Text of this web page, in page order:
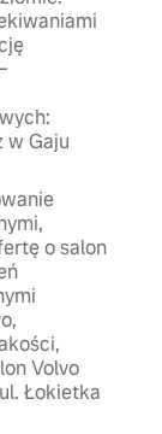
w Gaju
o salon
Volvo
Łokietka